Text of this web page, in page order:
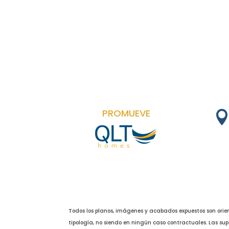
PROMUEVE
Todos los planos, imágenes y acabados expuestos son
tipología, no siendo en ningún caso contractuales. Las